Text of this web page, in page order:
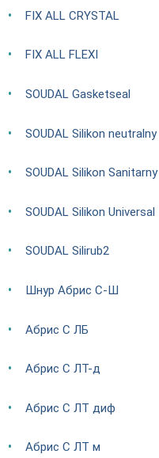
FIX ALL CRYSTAL
FIX ALL FLEXI
SOUDAL Gasketseal
SOUDAL Silikon neutralny
SOUDAL Silikon Sanitarny
SOUDAL Silikon Universal
SOUDAL Silirub2
Шнур Абрис С-Ш
Абрис С ЛБ
Абрис С ЛТ-д
Абрис С ЛТ диф
Абрис С ЛТ м